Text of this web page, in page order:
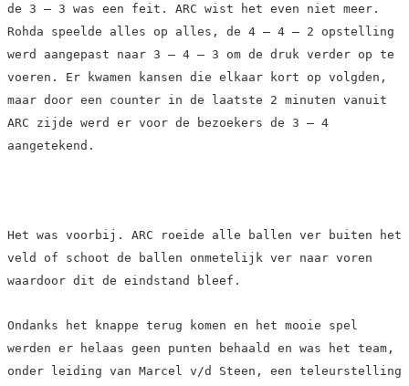
de 3 – 3 was een feit. ARC wist het even niet meer.
Rohda speelde alles op alles, de 4 – 4 – 2 opstelling
werd aangepast naar 3 – 4 – 3 om de druk verder op te
voeren. Er kwamen kansen die elkaar kort op volgden,
maar door een counter in de laatste 2 minuten vanuit
ARC zijde werd er voor de bezoekers de 3 – 4
aangetekend.
Het was voorbij. ARC roeide alle ballen ver buiten het
veld of schoot de ballen onmetelijk ver naar voren
waardoor dit de eindstand bleef.
Ondanks het knappe terug komen en het mooie spel
werden er helaas geen punten behaald en was het team,
onder leiding van Marcel v/d Steen, een teleurstelling